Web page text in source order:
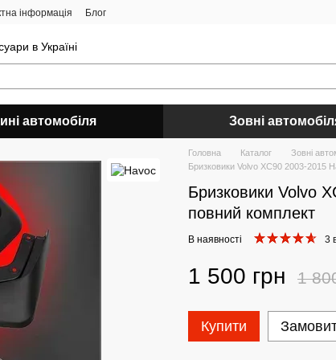
інформація Блог
в Україні
автомобіля Зовні
Головна Каталог Зовні
Бризковики Volvo XC90 2003-2015
Бризковики Volvo
повний комплект
В наявності 3
1 500 грн 1
Купити